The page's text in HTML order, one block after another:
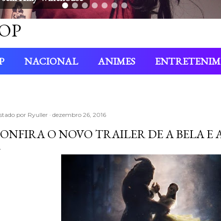
NACIONAL ANIMES
por Ryuller dezembro 26, 2016
O NOVO TRAILER DE A BELA E